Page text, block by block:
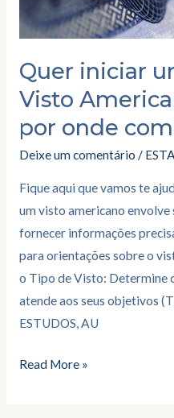
Quer iniciar
Visto
por onde
Deixe um comentário /
Fique aqui que vamos te
um visto americano envolve
fornecer informações
para orientações sobre o
o Tipo de Visto: Determine
atende aos seus objetivos
ESTUDOS, AU
sabe
onde
começar?
Read More »